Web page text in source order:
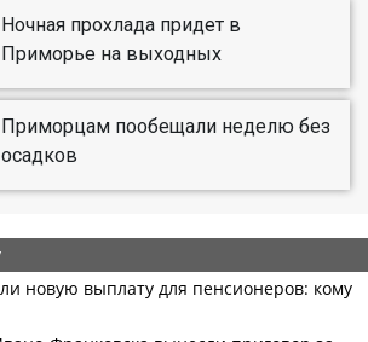
Ночная прохлада придет в
Приморье на выходных
Приморцам пообещали неделю без
осадков